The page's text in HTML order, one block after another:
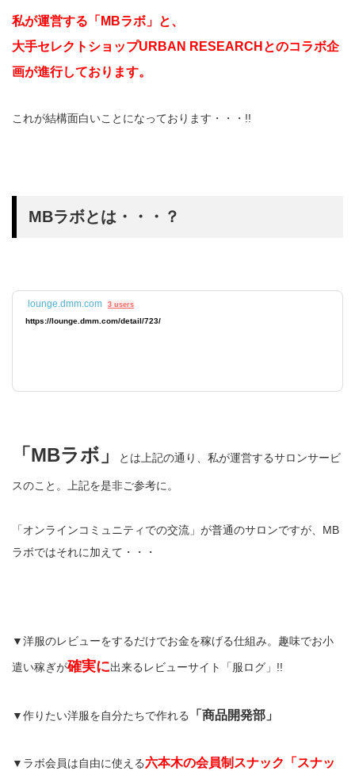
私が運営する「MBラボ」と、
大手セレクトショップURBAN RESEARCHとのコラボ企
画が進行しております。
これが結構面白いことになっております・・・!!
MBラボとは・・・？
lounge.dmm.com 3 users
https://lounge.dmm.com/detail/723/
「MBラボ」 とは上記の通り、私が運営するサロンサービ
スのこと。上記を是非ご参考に。
「オンラインコミュニティでの交流」が普通のサロンですが、MB
ラボではそれに加えて・・・
▼洋服のレビューをするだけでお金を稼げる仕組み。趣味でお小
遣い稼ぎが確実に出来るレビューサイト「服ログ」!!
▼作りたい洋服を自分たちで作れる 「商品開発部」
▼ラボ会員は自由に使える六本木の会員制スナック「スナッ